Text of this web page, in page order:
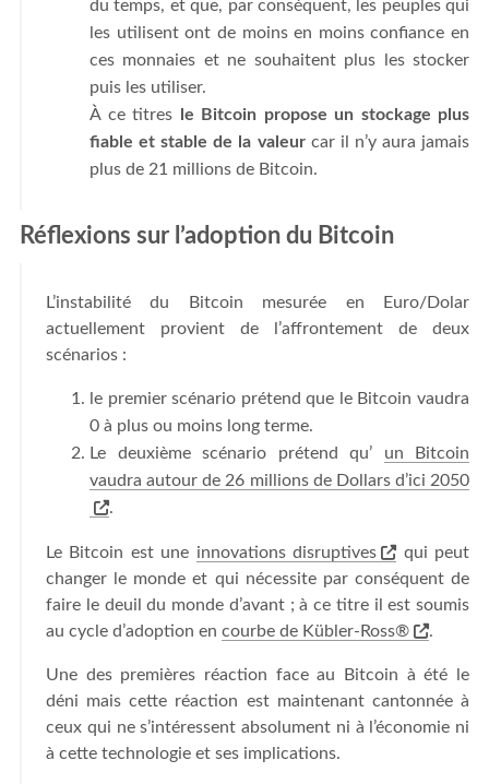
du temps, et que, par conséquent, les peuples qui
les utilisent ont de moins en moins confiance en
ces monnaies et ne souhaitent plus les stocker
puis les utiliser.
À ce titres
le Bitcoin propose un stockage plus
fiable et stable de la valeurcar il n’y aura jamais
plus de 21 millions de Bitcoin.
Réflexions sur l’adoption du Bitcoin
L’instabilité du Bitcoin mesurée en Euro/Dolar
actuellement provient de l’affrontement de deux
scénarios :
le premier scénario prétend que le Bitcoin vaudra
0 à plus ou moins long terme.
Le deuxième scénario prétend qu’ un Bitcoin
vaudra autour de 26 millions de Dollars d’ici 2050
.
Le Bitcoin est une innovations disruptives
qui peut
changer le monde et qui nécessite par conséquent de
faire le deuil du monde d’avant ; à ce titre il est soumis
au cycle d’adoption en courbe de Kübler-Ross® .
Une des premières réaction face au Bitcoin à été le
déni mais cette réaction est maintenant cantonnée à
ceux qui ne s’intéressent absolument ni à l’économie ni
à cette technologie et ses implications.